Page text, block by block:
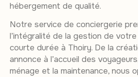
hébergement de qualité.
Notre service de conciergerie
l’intégralité de la gestion de
courte durée à Thoiry. De la
annonce à l’accueil des
ménage et la maintenance, nous